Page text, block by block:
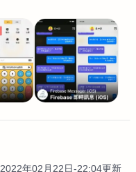
2022年02月22日-22:04更新